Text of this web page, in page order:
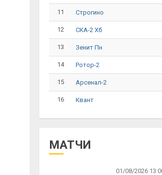
11 Строгино
12 СКА-2 Хб
13 Зенит Пн
14 Ротор-2
15 Арсенал-2
16 Квант
МАТЧИ
01/08/2026